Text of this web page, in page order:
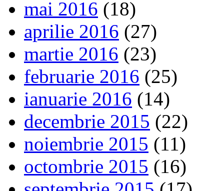
mai 2016 (18)
aprilie 2016 (27)
martie 2016 (23)
februarie 2016 (25)
ianuarie 2016 (14)
decembrie 2015 (22)
noiembrie 2015 (11)
octombrie 2015 (16)